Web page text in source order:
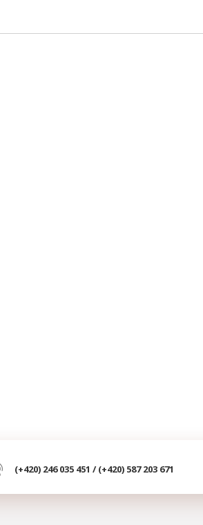
(+420) 246 035 451 / (+420) 587 203 671